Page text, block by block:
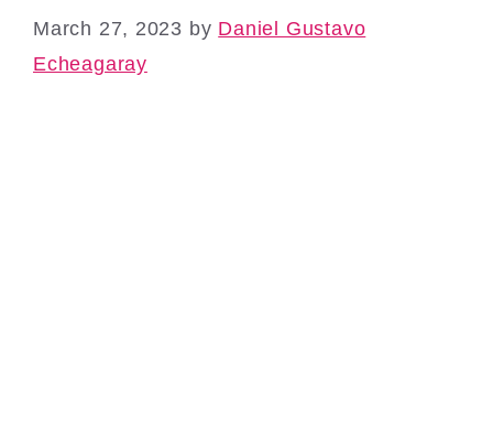
March 27, 2023 by Daniel Gustavo
Echeagaray